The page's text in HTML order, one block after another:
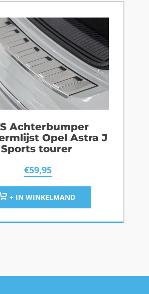
Achterbumper
Opel Astra J
Sports tourer
€59,95
+ IN WINKELMAND